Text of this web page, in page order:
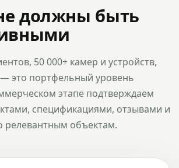
должны быть
50 000+ камер и устройств,
— это портфельный уровень
этапе подтверждаем
спецификациями, отзывами и
релевантным объектам.